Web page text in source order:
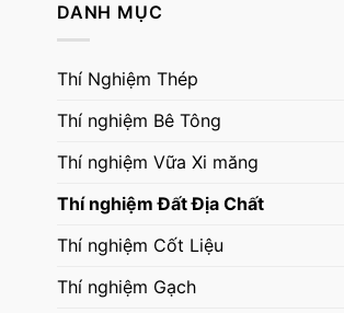
DANH MỤC
Thí Nghiệm Thép
Thí nghiệm Bê Tông
Thí nghiệm Vữa Xi măng
Thí nghiệm Đất Địa Chất
Thí nghiệm Cốt Liệu
Thí nghiệm Gạch